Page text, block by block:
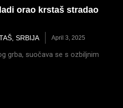
orao krstaš stradao
SRBIJA April 3, 2025
grba, suočava se s ozbiljnim